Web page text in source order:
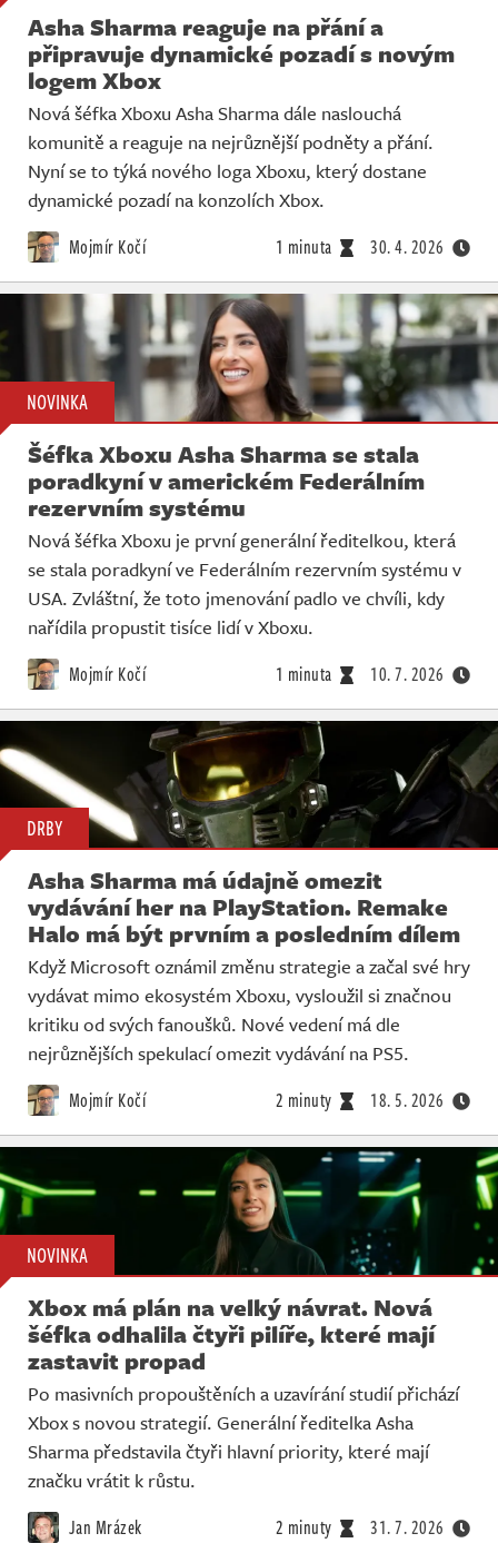
Asha Sharma reaguje na přání a
připravuje dynamické pozadí s novým
logem Xbox
Nová šéfka Xboxu Asha Sharma dále naslouchá
komunitě a reaguje na nejrůznější podněty a přání.
Nyní se to týká nového loga Xboxu, který dostane
dynamické pozadí na konzolích Xbox.
Mojmír Kočí 1 minuta 30. 4. 2026
NOVINKA
Šéfka Xboxu Asha Sharma se stala
poradkyní v americkém Federálním
rezervním systému
Nová šéfka Xboxu je první generální ředitelkou, která
se stala poradkyní ve Federálním rezervním systému v
USA. Zvláštní, že toto jmenování padlo ve chvíli, kdy
nařídila propustit tisíce lidí v Xboxu.
Mojmír Kočí 1 minuta 10. 7. 2026
DRBY
Asha Sharma má údajně omezit
vydávání her na PlayStation. Remake
Halo má být prvním a posledním dílem
Když Microsoft oznámil změnu strategie a začal své hry
vydávat mimo ekosystém Xboxu, vysloužil si značnou
kritiku od svých fanoušků. Nové vedení má dle
nejrůznějších spekulací omezit vydávání na PS5.
Mojmír Kočí 2 minuty 18. 5. 2026
NOVINKA
Xbox má plán na velký návrat. Nová
šéfka odhalila čtyři pilíře, které mají
zastavit propad
Po masivních propouštěních a uzavírání studií přichází
Xbox s novou strategií. Generální ředitelka Asha
Sharma představila čtyři hlavní priority, které mají
značku vrátit k růstu.
Jan Mrázek 2 minuty 31. 7. 2026